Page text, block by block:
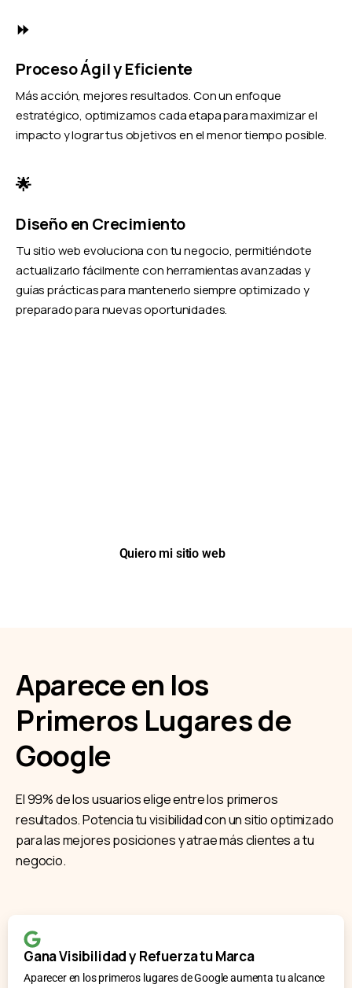
⏩
Proceso Ágil y Eficiente
Más acción, mejores resultados. Con un enfoque
estratégico, optimizamos cada etapa para maximizar el
impacto y lograr tus objetivos en el menor tiempo posible.
🌟
Diseño en Crecimiento
Tu sitio web evoluciona con tu negocio, permitiéndote
actualizarlo fácilmente con herramientas avanzadas y
guías prácticas para mantenerlo siempre optimizado y
preparado para nuevas oportunidades.
Quiero mi sitio web
Aparece en los
Primeros Lugares de
Google
El 99% de los usuarios elige entre los primeros
resultados. Potencia tu visibilidad con un sitio optimizado
para las mejores posiciones y atrae más clientes a tu
negocio.
Gana Visibilidad y Refuerza tu Marca
Aparecer en los primeros lugares de Google aumenta tu alcance